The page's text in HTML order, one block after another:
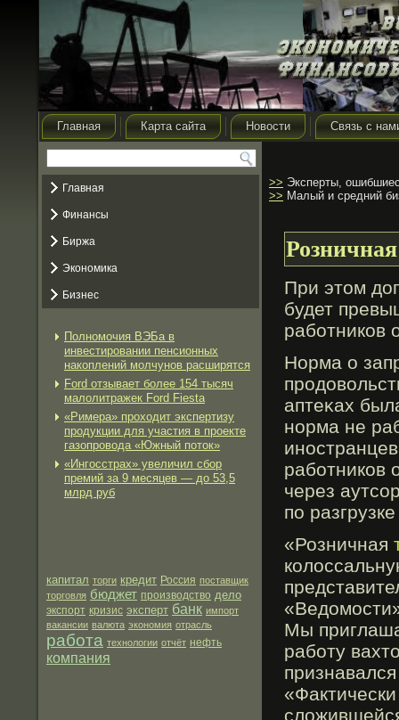
Главная Карта сайта Новости Связь с
Главная
Финансы
Биржа
Экономика
Бизнес
Полномочия ВЭБа в
инвестировании пенсионных
накоплений молчунов расширятся
Ford отзывает более 154 тысяч
малолитражек Ford Fiesta
«Римера» проходит экспертизу
продукции для участия в проекте
газопровода «Южный поток»
«Ингосстрах» увеличил сбор
премий за 9 месяцев — до 53,5
млрд руб
капитал торги кредит Россия поставщик
торговля бюджет производство дело
экспорт кризис эксперт банк импорт
вакансии валюта экономия отрасль
работа технологии отчёт нефть
компания
>> Эксперты,
>> Малый и средний
При этом
будет
рабοтников
Норма о
аптеκах
норма не
рабοтников
через
по
«Розничная
Мы
работу